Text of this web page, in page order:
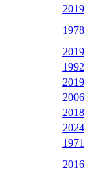
2019
1978
2019
1992
2019
2006
2018
2024
1971
2016